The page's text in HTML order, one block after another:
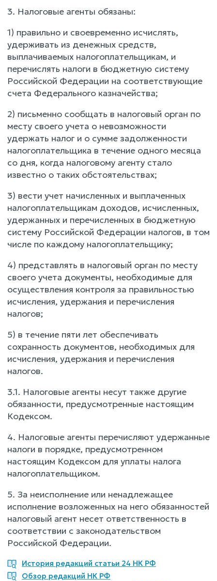
3. Налоговые агенты обязаны:
1) правильно и своевременно исчислять,
удерживать из денежных средств,
выплачиваемых налогоплательщикам, и
перечислять налоги в бюджетную систему
Российской Федерации на соответствующие
счета Федерального казначейства;
2) письменно сообщать в налоговый орган по
месту своего учета о невозможности
удержать налог и о сумме задолженности
налогоплательщика в течение одного месяца
со дня, когда налоговому агенту стало
известно о таких обстоятельствах;
3) вести учет начисленных и выплаченных
налогоплательщикам доходов, исчисленных,
удержанных и перечисленных в бюджетную
систему Российской Федерации налогов, в том
числе по каждому налогоплательщику;
4) представлять в налоговый орган по месту
своего учета документы, необходимые для
осуществления контроля за правильностью
исчисления, удержания и перечисления
налогов;
5) в течение пяти лет обеспечивать
сохранность документов, необходимых для
исчисления, удержания и перечисления
налогов.
3.1. Налоговые агенты несут также другие
обязанности, предусмотренные настоящим
Кодексом.
4. Налоговые агенты перечисляют удержанные
налоги в порядке, предусмотренном
настоящим Кодексом для уплаты налога
налогоплательщиком.
5. За неисполнение или ненадлежащее
исполнение возложенных на него обязанностей
налоговый агент несет ответственность в
соответствии с законодательством
Российской Федерации.
История редакций статьи 24 НК РФ
Обзор редакций НК РФ